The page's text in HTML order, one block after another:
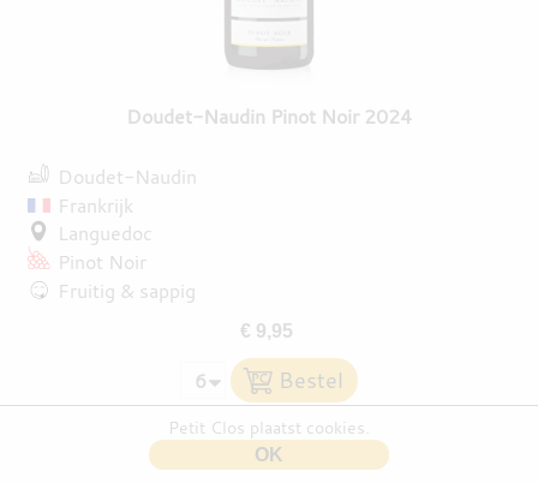
Doudet-Naudin Pinot Noir 2024
Doudet-Naudin
Frankrijk
Languedoc
Pinot Noir
Fruitig & sappig
€ 9,95
Petit Clos plaatst cookies.
OK